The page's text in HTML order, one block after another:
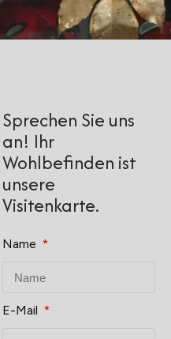
Sprechen Sie uns
an! Ihr
Wohlbefinden ist
unsere
Visitenkarte.
Name
E-Mail